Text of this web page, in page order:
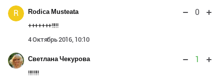
R Rodica Musteata 0
+++++++!!!!!
4 Октябрь 2016, 10:10
Светлана Чекурова 1
!!!!!!!!